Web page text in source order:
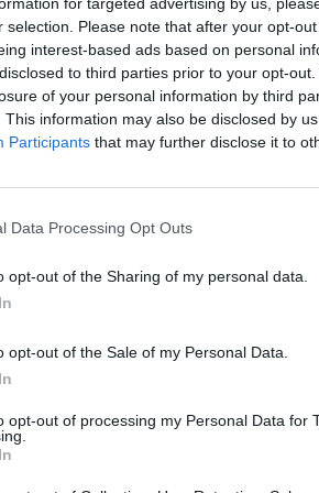
selection. Please note that after your opt-
interest-based ads based on personal
to third parties prior to your opt-
of your personal information by third
This information may also be disclosed by
Participants that may further disclose it to
Data Processing Opt Outs
opt-out of the Sharing of my personal data.
opt-out of the Sale of my Personal Data.
opt-out of processing my Personal Data for
pentru frigărui, bibilică,
zmeură, iar iarna de radicchio și
Baudone a început să caute un
la 1.200 de euro net pe lună,
nu poate fi găsit. Iar restaurantul
vară aglomerată.